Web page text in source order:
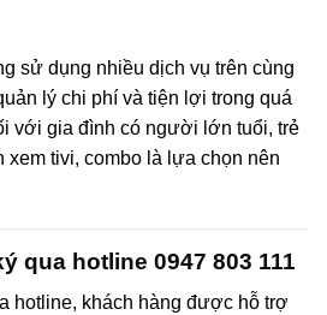
sử dụng nhiều dịch vụ trên cùng
lý chi phí và tiện lợi trong quá
với gia đình có người lớn tuổi, trẻ
tivi, combo là lựa chọn nên
qua hotline 0947 803 111
hotline, khách hàng được hỗ trợ